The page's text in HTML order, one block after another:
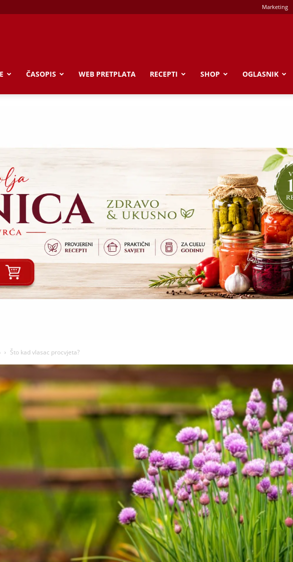
Marketing
ČASOPIS WEB PRETPLATA RECEPTI SHOP OGLASNIK
Što kad vlasac procvjeta?